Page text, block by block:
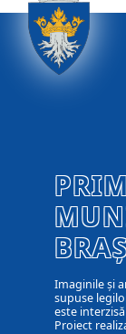
Imaginile și
supuse
este
Proiect